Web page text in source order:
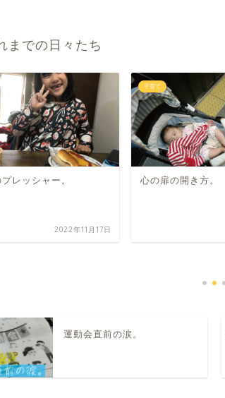
までの日々たち
レッシャー。
2022年11月17日
子育て
心の扉の開き方。
運動会直前の涙。